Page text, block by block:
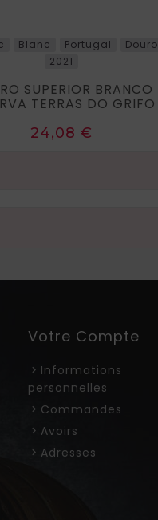
Blanc Portugal
Douro
2021
SUPERIOR BRANCO
TERRAS DO GRIFO
Prix
24,08 €
Votre Compte
Informations
personnelles
Commandes
Avoirs
Adresses